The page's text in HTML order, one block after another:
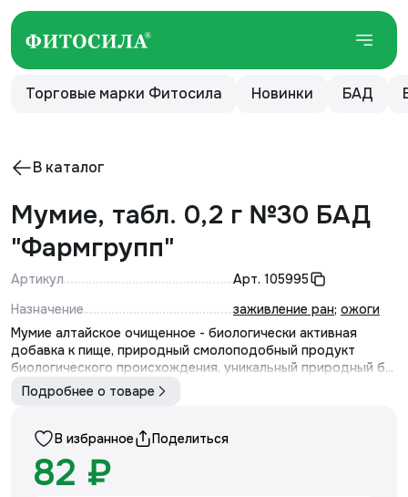
Торговые марки Фитосила Новинки БАД
В каталог
Мумие, табл. 0,2 г №30 БАД
"Фармгрупп"
Артикул Арт. 105995
Назначение
заживление ран; ожоги
Мумие алтайское очищенное - биологически активная
добавка к пище, природный смолоподобный продукт
биологического происхождения, уникальный природный б...
Подробнее о товаре
В избранное Поделиться
82 ₽